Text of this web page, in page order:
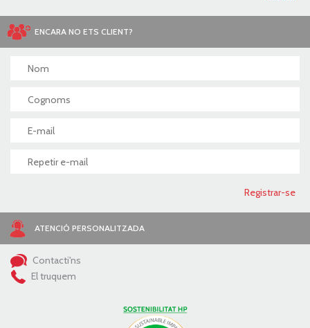
ENCARA NO ETS CLIENT?
ATENCIÓ PERSONALITZADA
Contacti'ns
El truquem